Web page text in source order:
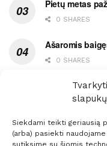
slapukų
Siekdami teikti geriausią
(arba) pasiekti
sutiksime su šiomis
Pietų metas
0 SHARES
Ašaromis
0 SHARES
Ypatingas
0 SHARES